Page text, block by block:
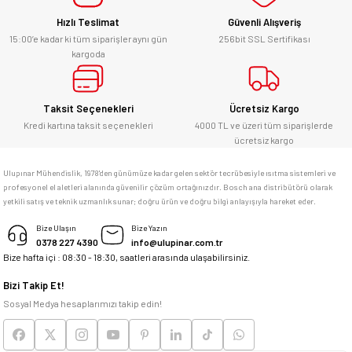
Kesinlikle orjinal ürün, güvenerek
alabilirsiniz.
E... Ü... | 10/06/2026
Bosch marka alet alacaksam kesinlikle
adresim Ulupınar.com.tr
memnun kaldım
Deneyimini Paylaş
Hızlı Teslimat
15:00’e kadar ki tüm siparişler aynı gün
kargoda
Güvenli Alışveriş
256bit SSL Sertifikası
Taksit Seçenekleri
Kredi kartına taksit seçenekleri
Ücretsiz Kargo
4000 TL ve üzeri tüm siparişlerde
ücretsiz kargo
Ulupınar Mühendislik, 1978'den günümüze kadar gelen sektör tecrübesiyle ısıtma sistemleri ve
profesyonel el aletleri alanında güvenilir çözüm ortağınızdır. Bosch ana distribütörü olarak
yetkili satış ve teknik uzmanlık sunar; doğru ürün ve doğru bilgi anlayışıyla hareket eder.
Bize Ulaşın
0378 227 4390
Bize Yazın
info@ulupinar.com.tr
Bize hafta içi : 08:30 - 18:30, saatleri arasında ulaşabilirsiniz.
Bizi Takip Et!
Sosyal Medya hesaplarımızı takip edin!